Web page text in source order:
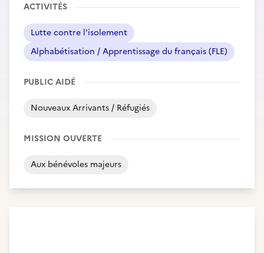
ACTIVITÉS
Lutte contre l'isolement
Alphabétisation / Apprentissage du français (FLE)
PUBLIC AIDÉ
Nouveaux Arrivants / Réfugiés
MISSION OUVERTE
Aux bénévoles majeurs